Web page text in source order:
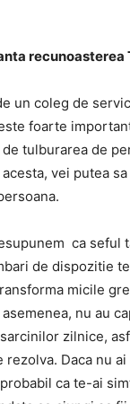
recunoasterea
un coleg de
foarte
tulburarea de
vei putea
ca seful
de dispozitie
micile
nu au
zilnice,
rezolva. Daca nu
ca te-ai